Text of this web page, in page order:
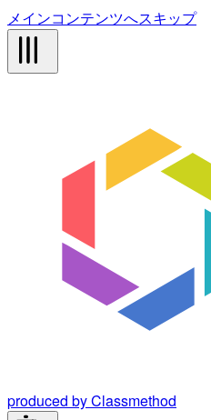
メインコンテンツへスキップ
produced by Classmethod